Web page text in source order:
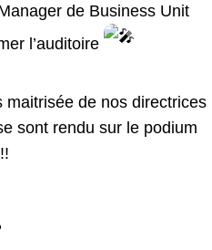
de Business Unit
l’auditoire
maitrisée de nos directrices
sont rendu sur le podium